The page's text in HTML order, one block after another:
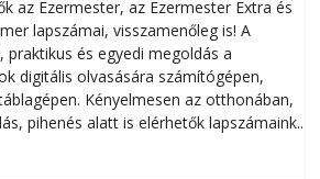
az Ezermester, az Ezermester Extra és
lapszámai, visszamenőleg is! A
praktikus és egyedi megoldás a
digitális olvasására számítógépen,
Kényelmesen az otthonában,
pihenés alatt is elérhetők lapszámaink.